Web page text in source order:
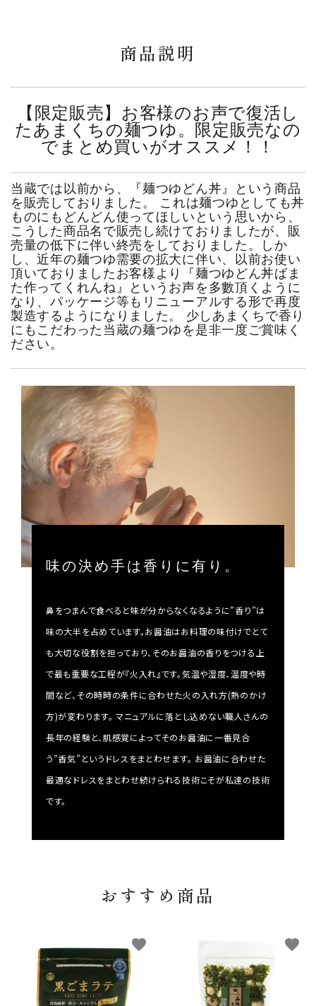
商品説明
【限定販売】お客様のお声で復活し
たあまくちの麺つゆ。限定販売なの
でまとめ買いがオススメ！！
当蔵では以前から、『麺つゆどん丼』という商品
を販売しておりました。 これは麺つゆとしても丼
ものにもどんどん使ってほしいという思いから、
こうした商品名で販売し続けておりましたが、販
売量の低下に伴い終売をしておりました。しか
し、近年の麺つゆ需要の拡大に伴い、以前お使い
頂いておりましたお客様より『麺つゆどん丼ばま
た作ってくれんね』というお声を多數頂くように
なり、パッケージ等もリニューアルする形で再度
製造するようになりました。 少しあまくちで香り
にもこだわった当蔵の麺つゆを是非一度ご賞味く
ださい。
味の決め手は香りに有り。
鼻をつまんで食べると味が分からなくなるように”香り”は
味の大半を占めています。お醤油はお料理の味付けでとて
も大切な役割を担っており、そのお醤油の香りをつける上
で最も重要な工程が『火入れ』です。気温や湿度、温度や時
間など、その時時の条件に合わせた火の入れ方(熱のかけ
方)が変わります。 マニュアルに落とし込めない職人さんの
長年の経験と、肌感覚によってそのお醤油に一番見合
う”香気”というドレスをまとわせます。 お醤油に合わせた
最適なドレスをまとわせ続けられる技術こそが私達の技術
です。
おすすめ商品
favorite favorite